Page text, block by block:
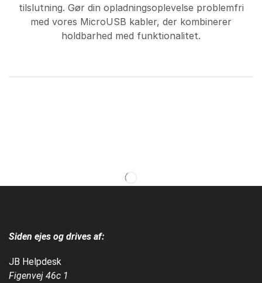
tilslutning. Gør din opladningsoplevelse problemfri
med vores MicroUSB kabler, der kombinerer
holdbarhed med funktionalitet.
Siden ejes og drives af:
JB Helpdesk
Figenvej 46c 1